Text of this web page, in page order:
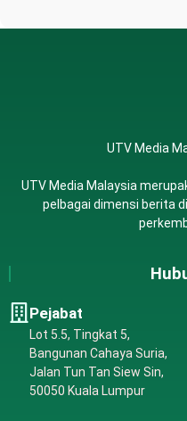
UTV Media
UTV Media Malaysia
pelbagai dimensi berita
Pejabat
Lot 5.5, Tingkat 5,
Bangunan Cahaya Suria,
Jalan Tun Tan Siew Sin,
50050 Kuala Lumpur